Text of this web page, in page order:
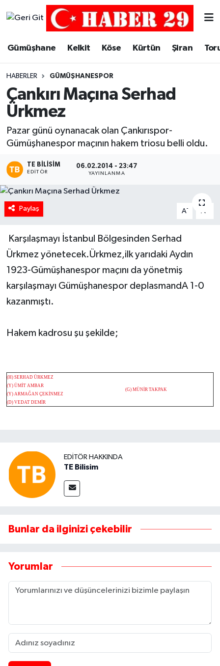
Gümüşhane Kelkit Köse Kürtün Şiran
HABERLER GÜMÜŞHANESPOR
Çankırı Maçına Serhad
Ürkmez
Pazar günü oynanacak olan Çankırıspor-
Gümüşhanespor maçının hakem triosu belli oldu.
TE BILISIM
EDITÖR
06.02.2014 - 23:47
YAYINLANMA
Paylaş A- A
Karşılaşmayı İstanbul Bölgesinden Serhad
Ürkmez yönetecek.Ürkmez,ilk yarıdaki Aydın
1923-Gümüşhanespor maçını da yönetmiş
karşılaşmayı Gümüşhanespor deplasmandA 1-0
kazanmıştı.
Hakem kadrosu şu şekilde;
(H) SERHAD ÜRKMEZ
(Y) ÜMİT AMBAR
(Y) ARMAĞAN ÇEKİNMEZ
(D) VEDAT DEMİR
(G) MÜNİR TAKPAK
EDITÖR HAKKINDA
TE Bilisim
Bunlar da ilginizi çekebilir
Yorumlar
Merkez Trafik Yoğunluk Haritası
Süper Lig Puan Durumu ve Fikstür
Tüm Manşetler
Son Dakika Haberleri
Haber Arşivi